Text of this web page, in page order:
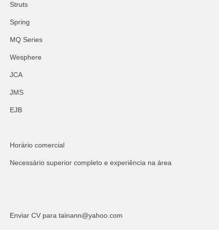
Struts
Spring
MQ Series
Wesphere
JCA
JMS
EJB
Horário comercial
Necessário superior completo e experiência na área
Enviar CV para tainann@yahoo.com